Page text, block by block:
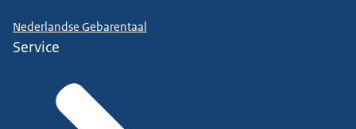
Nederlandse Gebarentaal
Service